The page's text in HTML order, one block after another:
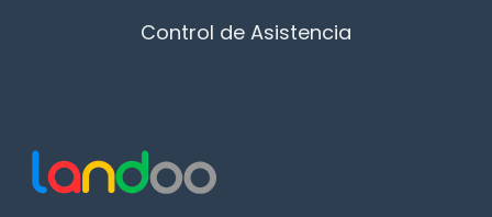
Control de Asistencia